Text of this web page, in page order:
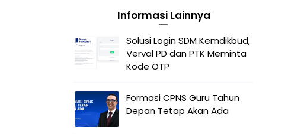
Informasi Lainnya
Solusi Login SDM Kemdikbud,
Verval PD dan PTK Meminta
Kode OTP
Formasi CPNS Guru Tahun
Depan Tetap Akan Ada